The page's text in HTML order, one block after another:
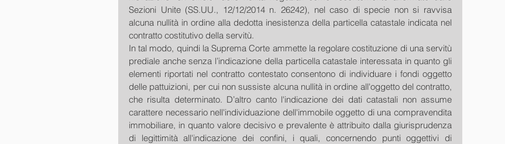
Sezioni Unite (SS.UU., 12/12/2014 n. 26242), nel caso di specie non si ravvisa
alcuna nullità in ordine alla dedotta inesistenza della particella catastale indicata nel
contratto costitutivo della servitù.
In tal modo, quindi la Suprema Corte ammette la regolare costituzione di una servitù
prediale anche senza l’indicazione della particella catastale interessata in quanto gli
elementi riportati nel contratto contestato consentono di individuare i fondi oggetto
delle pattuizioni, per cui non sussiste alcuna nullità in ordine all'oggetto del contratto,
che risulta determinato. D’altro canto l'indicazione dei dati catastali non assume
carattere necessario nell'individuazione dell'immobile oggetto di una compravendita
immobiliare, in quanto valore decisivo e prevalente è attribuito dalla giurisprudenza
di legittimità all'indicazione dei confini, i quali, concernendo punti oggettivi di